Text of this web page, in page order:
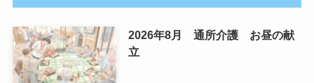
2026年8月 通所介護 お昼の献
立